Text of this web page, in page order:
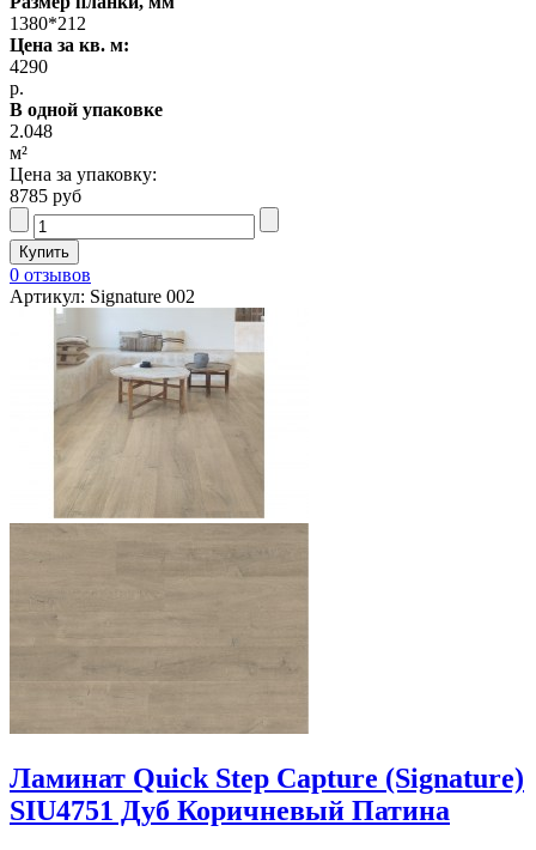
1380*212
Цена за кв. м:
4290
р.
В одной упаковке
2.048
м²
Цена за упаковку:
8785 руб
0 отзывов
Артикул: Signature 002
Ламинат Quick Step Capture (Signature)
SIU4751 Дуб Коричневый Патина